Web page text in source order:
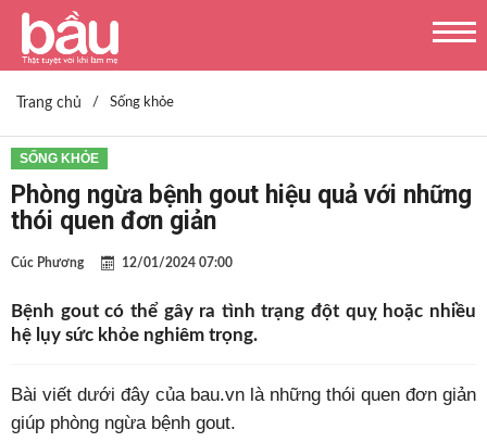
Trang chủ / Sống khỏe
SỐNG KHỎE
Phòng ngừa bệnh gout hiệu quả với những
thói quen đơn giản
Cúc Phương 12/01/2024 07:00
Bệnh gout có thể gây ra tình trạng đột quỵ hoặc nhiều
hệ lụy sức khỏe nghiêm trọng.
Bài viết dưới đây của bau.vn là những thói quen đơn giản
giúp phòng ngừa bệnh gout.